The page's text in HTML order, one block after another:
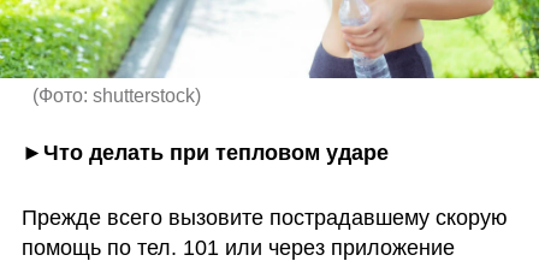
(Фото: shutterstock)
►Что делать при тепловом ударе
Прежде всего вызовите пострадавшему скорую
помощь по тел. 101 или через приложение